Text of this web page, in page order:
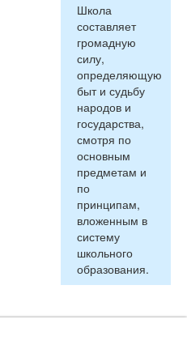
Школа
составляет
громадную
силу,
определяющую
быт и судьбу
народов и
государства,
смотря по
основным
предметам и
по
принципам,
вложенным в
систему
школьного
образования.